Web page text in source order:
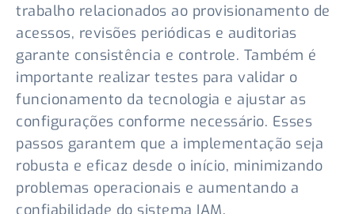
trabalho relacionados ao provisionamento de
acessos, revisões periódicas e auditorias
garante consistência e controle. Também é
importante realizar testes para validar o
funcionamento da tecnologia e ajustar as
configurações conforme necessário. Esses
passos garantem que a implementação seja
robusta e eficaz desde o início, minimizando
problemas operacionais e aumentando a